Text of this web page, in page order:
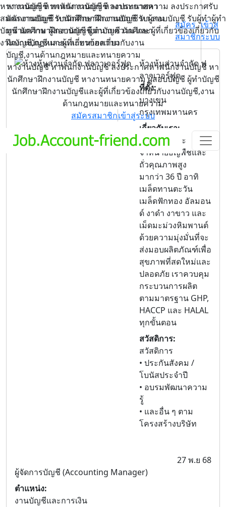
หางานบัญชี หาพนักงานบัญชี หางานทนายความ ลงประกาศรับ
สมัครงานบัญชี รับนักศึกษาฝึกงานบัญชี รับผู้สอบบัญชี รับผู้ทำผู้ทำ
บัญชี นักศึกษาฝึกงานบัญชี,ทนายความ และผู้ที่เกี่ยวข้องเกี่ยวกับ
งานบัญชี,กฎหมายและทนายความ
หางานบัญชี หาพนักงานบัญชี ลงประกาศหา
พนักงานบัญชี หานักศึกษาฝึกงานบัญชี หางาน
ทนายความ ผู้สอบบัญชี ผู้ทำบัญชี นักศึกษา
ฝึกงานบัญชีและผู้ที่เกี่ยวข้องเกี่ยวกับงาน
บัญชี,งานด้านกฎหมายและทนายความ
สมัคร
สมาชิก
เข้าสู่
ระบบ
หางานบัญชี หาพนักงานบัญชี ลงประกาศหาพนักงานบัญชี หา
นักศึกษาฝึกงานบัญชี หางานทนายความ ผู้สอบบัญชี ผู้ทำบัญชี
นักศึกษาฝึกงานบัญชีและผู้ที่เกี่ยวข้องเกี่ยวกับงานบัญชี,งาน
ด้านกฎหมายและทนายความ
สมัครสมาชิกเข้าสู่ระบบ
ห้างหุ้นส่วนจำกัด ฟ
ลาวเวอร์ฟูด
ที่ตั้ง:
บางเขน
กรุงเทพมหานคร
เกี่ยวกับเรา:
เป็นผู้ผลิตและ
จำหน่ายธัญพืชและ
ถั่วคุณภาพสูง
มากว่า 36 ปี อาทิ
เมล็ดทานตะวัน
เมล็ดฟักทอง อัลมอน
ด์ งาดำ งาขาว และ
เม็ดมะม่วงหิมพานต์
ด้วยความมุ่งมั่นที่จะ
ส่งมอบผลิตภัณฑ์เพื่อ
สุขภาพที่สดใหม่และ
ปลอดภัย เราควบคุม
กระบวนการผลิต
ตามมาตรฐาน GHP,
HACCP และ HALAL
ทุกขั้นตอน
สวัสดิการ:
สวัสดิการ
• ประกันสังคม /
โบนัสประจำปี
• อบรมพัฒนาความ
รู้
• และอื่น ๆ ตาม
โครงสร้างบริษัท
27 พ.ย 68
ผู้จัดการบัญชี (Accounting Manager)
ตำแหน่ง:
งานบัญชีและการเงิน